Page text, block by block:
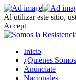
Al utilizar este sitio,
Accept
Inicio
¿Quiénes
Anúnciate
Nacionales